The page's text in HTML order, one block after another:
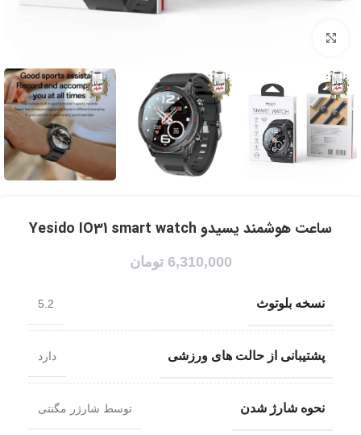
ساعت هوشمند یسیدو Yesido IO31 smart watch
6,310,000 تومان
نسخه بلوتوث 5.2
پشتیبانی از حالت های ورزشی دارد
نحوه شارژ شدن توسط شارژر مگنتی